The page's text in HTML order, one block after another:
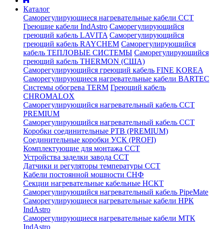
Каталог
Саморегулирующиеся нагревательные кабели ССТ
Греющие кабели IndAstro Саморегулирующийся
греющий кабель LAVITA Саморегулирующийся
греющий кабель RAYCHEM Саморегулирующийся
кабель ТЕПЛОВЫЕ СИСТЕМЫ Саморегулирующийся
греющий кабель THERMON (США)
Саморегулирующийся греющий кабель FINE KOREA
Саморегулирующиеся нагревательные кабели BARTEC
Системы обогрева TERM Греющий кабель
CHROMALOX
Саморегулирующийся нагревательный кабель ССТ
PREMIUM
Саморегулирующийся нагревательный кабель ССТ
Коробки соединительные РТВ (PREMIUM)
Соединительные коробки УСК (PROFI)
Комплектующие для монтажа ССТ
Устройства заделки завода ССТ
Датчики и регуляторы температуры ССТ
Кабели постоянной мощности СНФ
Секции нагревательные кабельные НСКТ
Саморегулирующийся нагревательный кабель PipeMate
Саморегулирующиеся нагревательные кабели НРК
IndAstro
Саморегулирующиеся нагревательные кабели МТК
IndAstro